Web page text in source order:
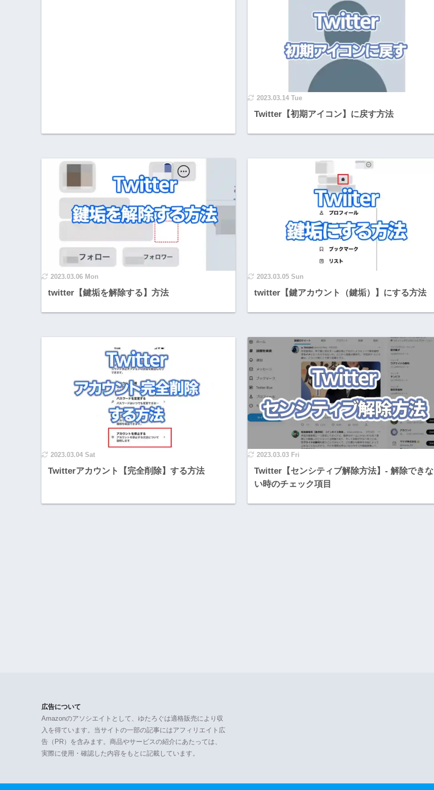
2023.03.14 Tue
Twitter【初期アイコン】に戻す方法
2023.03.06 Mon
twitter【鍵垢を解除する】方法
2023.03.05 Sun
twitter【鍵アカウント（鍵垢）】にする方法
2023.03.04 Sat
Twitterアカウント【完全削除】する方法
2023.03.03 Fri
Twitter【センシティブ解除方法】- 解除できな
い時のチェック項目
広告について
Amazonのアソシエイトとして、ゆたろぐは適格販売により収
入を得ています。当サイトの一部の記事にはアフィリエイト広
告（PR）を含みます。商品やサービスの紹介にあたっては、
実際に使用・確認した内容をもとに記載しています。